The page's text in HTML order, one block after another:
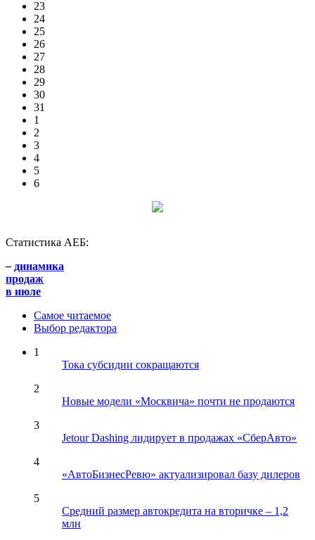
23
24
25
26
27
28
29
30
31
1
2
3
4
5
6
Статистика АЕБ:
– динамика
продаж
в июле
Самое читаемое
Выбор редактора
1
Тока субсидии сокращаются
2
Новые модели «Москвича» почти не продаются
3
Jetour Dashing лидирует в продажах «СберАвто»
4
«АвтоБизнесРевю» актуализировал базу дилеров
5
Средний размер автокредита на вторичке – 1,2
млн